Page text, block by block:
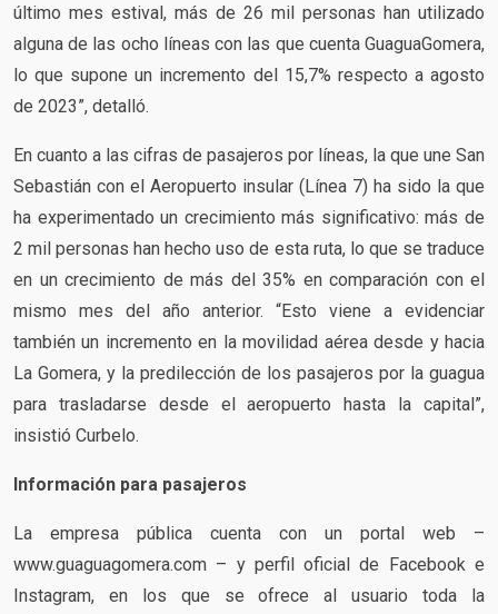
último mes estival, más de 26 mil personas han utilizado
alguna de las ocho líneas con las que cuenta GuaguaGomera,
lo que supone un incremento del 15,7% respecto a agosto
de 2023”, detalló.
En cuanto a las cifras de pasajeros por líneas, la que une San
Sebastián con el Aeropuerto insular (Línea 7) ha sido la que
ha experimentado un crecimiento más significativo: más de
2 mil personas han hecho uso de esta ruta, lo que se traduce
en un crecimiento de más del 35% en comparación con el
mismo mes del año anterior. “Esto viene a evidenciar
también un incremento en la movilidad aérea desde y hacia
La Gomera, y la predilección de los pasajeros por la guagua
para trasladarse desde el aeropuerto hasta la capital”,
insistió Curbelo.
Información para pasajeros
La empresa pública cuenta con un portal web –
www.guaguagomera.com – y perfil oficial de Facebook e
Instagram, en los que se ofrece al usuario toda la